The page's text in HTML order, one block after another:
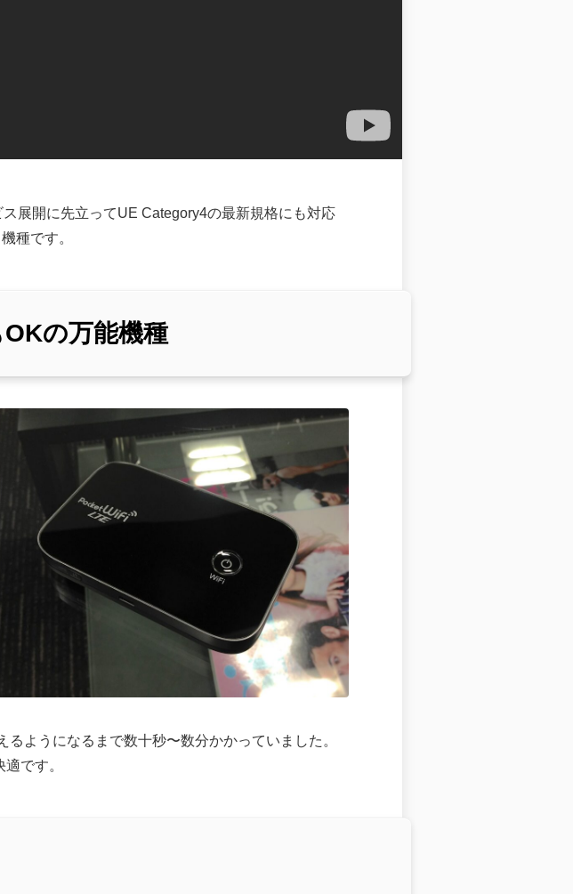
展開に先立ってUE Category4の最新規格にも対応
種です。
の万能機種
ようになるまで数十秒〜数分かかっていました。
です。